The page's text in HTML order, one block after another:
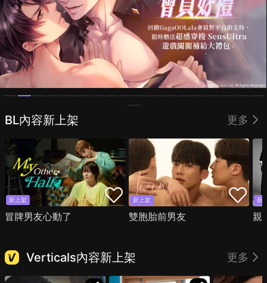
BL內容新上架 更多
新上架
冒牌男友心動了
新上架
雙胞胎前男友
新
親
Verticals內容新上架 更多